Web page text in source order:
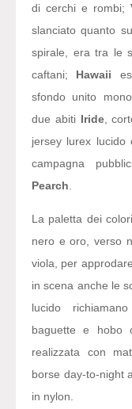
di cerchi e rombi;
slanciato quanto
spirale, era tra le
caftani; Hawaii
sfondo unito
due abiti Iride,
jersey lurex lucido
campagna
Pearch
La paletta dei
nero e oro, verso
viola, per
in scena anche le
lucido
baguette e hobo
realizzata con
borse day-to-night
in nylon.